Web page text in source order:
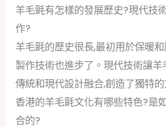
羊毛氈有怎樣的發展歷史?現代技
作?
羊毛氈的歷史很長,最初用於保暖
製作技術也進步了。現代技術讓
傳統和現代設計融合,創造了獨特的
香港的羊毛氈文化有哪些特色?是
合的?